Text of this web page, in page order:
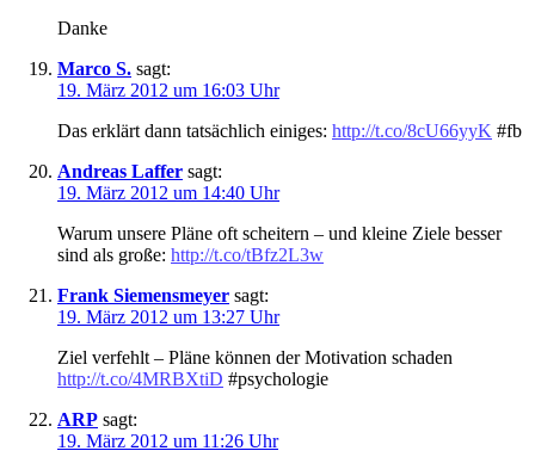
Danke
Marco S. sagt:
19. März 2012 um 16:03 Uhr
Das erklärt dann tatsächlich einiges: http://t.co/8cU66yyK #fb
Andreas Laffer sagt:
19. März 2012 um 14:40 Uhr
Warum unsere Pläne oft scheitern – und kleine Ziele besser
sind als große: http://t.co/tBfz2L3w
Frank Siemensmeyer sagt:
19. März 2012 um 13:27 Uhr
Ziel verfehlt – Pläne können der Motivation schaden
http://t.co/4MRBXtiD #psychologie
ARP sagt:
19. März 2012 um 11:26 Uhr